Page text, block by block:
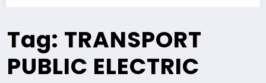
Tag: TRANSPORT
PUBLIC ELECTRIC